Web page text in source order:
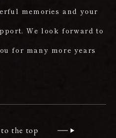
memories and your
We look forward to
for many more years
to the top